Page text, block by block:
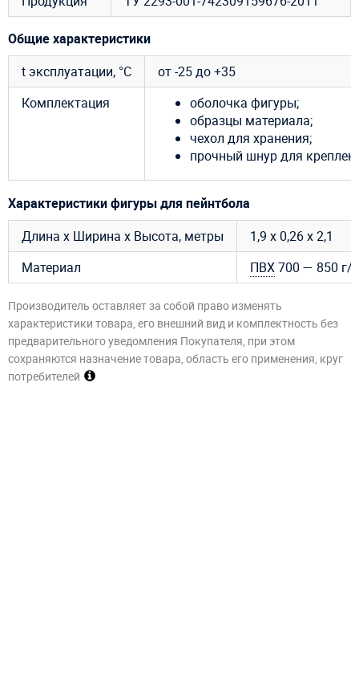
Общие характеристики
t эксплуатации, °C
от -25 до +35
Комплектация
оболочка фигуры;
образцы материала;
чехол для хранения;
прочный шнур для
Характеристики фигуры для пейнтбола
Длина х Ширина х Высота, метры
1,9 х 0,26 х 2,1
Материал
ПВХ700 — 850 г/
Производитель оставляет за собой право изменять
характеристики товара, его внешний вид и комплектность без
предварительного уведомления Покупателя, при этом
сохраняются назначение товара, область его применения, круг
потребителей